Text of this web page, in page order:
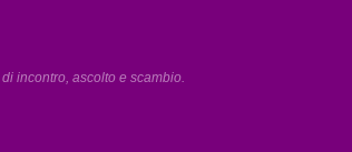
incontro, ascolto e scambio.